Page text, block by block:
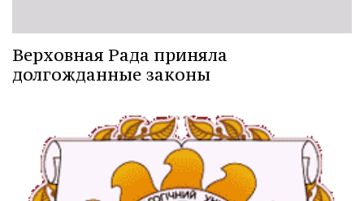
Верховная Рада приняла
долгожданные законы